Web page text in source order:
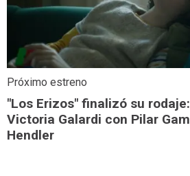
Próximo estreno
"Los Erizos" finalizó su
Victoria Galardi con Pilar
Hendler